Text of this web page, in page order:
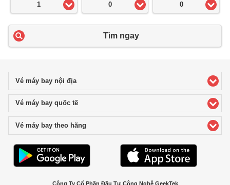
1 0 0
Tìm ngay
Vé máy bay nội địaclick to expand contents
Vé máy bay quốc tếclick to expand contents
Vé máy bay theo hãng
Công Ty Cổ Phần Đầu Tư Công Nghệ GeekTek